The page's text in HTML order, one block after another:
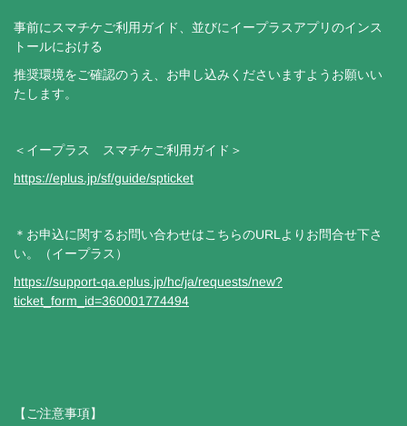
事前にスマチケご利用ガイド、並びにイープラスアプリのインス
トールにおける
推奨環境をご確認のうえ、お申し込みくださいますようお願いい
たします。
＜イープラス スマチケご利用ガイド＞
https://eplus.jp/sf/guide/spticket
＊お申込に関するお問い合わせはこちらのURLよりお問合せ下さ
い。（イープラス）
https://support-qa.eplus.jp/hc/ja/requests/new?
ticket_form_id=360001774494
【ご注意事項】